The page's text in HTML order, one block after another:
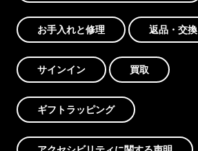
お手入れと修理 返品・交換
サインイン 買取
ギフトラッピング